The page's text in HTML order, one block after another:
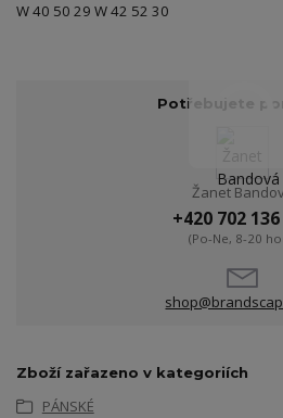
W 40 50 29 W 42 52 30
Potřebujete
Žanet
+420 702
(Po-Ne, 8-20
Zboží zařazeno v kategoriích
PÁNSKÉ